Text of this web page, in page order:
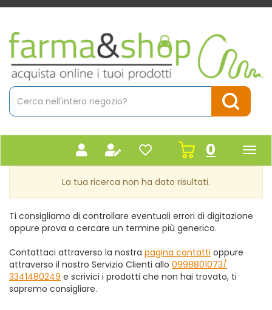
Passa
contenuto
principale
Farmacia
Massaro
Cerca
Prodotto
Cerca
0inseriti
La tua ricerca non ha dato risultati.
Ti consigliamo di controllare eventuali errori di digitazione
oppure prova a cercare un termine più generico.
Contattaci attraverso la nostra pagina contatti oppure
attraverso il nostro Servizio Clienti allo 0998801073/
3341480249 e scrivici i prodotti che non hai trovato, ti
sapremo consigliare.